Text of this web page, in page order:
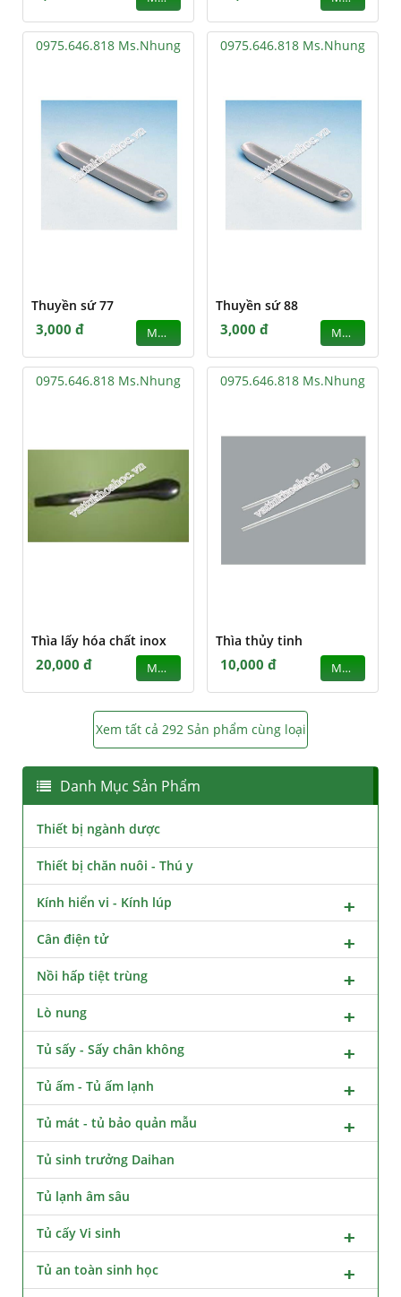
0975.646.818 Ms.Nhung
Thuyền sứ 77
3,000 đ MUA
0975.646.818 Ms.Nhung
Thuyền sứ 88
3,000 đ MUA
0975.646.818 Ms.Nhung
Thìa lấy hóa chất inox
20,000 đ MUA
0975.646.818 Ms.Nhung
Thìa thủy tinh
10,000 đ MUA
Xem tất cả 292 Sản phẩm cùng loại
Danh Mục Sản Phẩm
Thiết bị ngành dược
Thiết bị chăn nuôi - Thú y
Kính hiển vi - Kính lúp
Cân điện tử
Nồi hấp tiệt trùng
Lò nung
Tủ sấy - Sấy chân không
Tủ ấm - Tủ ấm lạnh
Tủ mát - tủ bảo quản mẫu
Tủ sinh trưởng Daihan
Tủ lạnh âm sâu
Tủ cấy Vi sinh
Tủ an toàn sinh học